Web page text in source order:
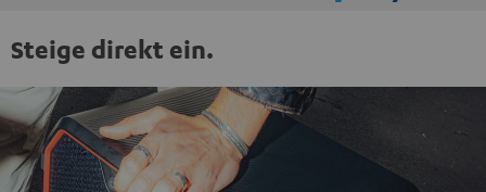
Steige direkt ein.